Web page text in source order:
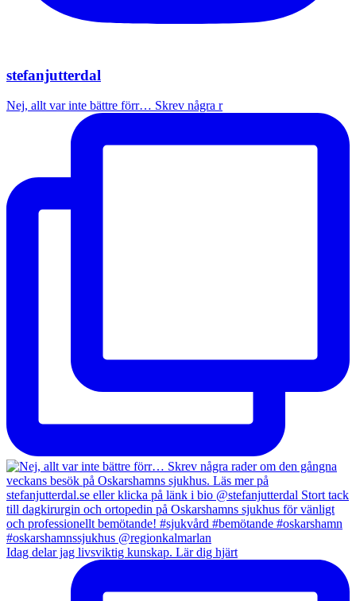
stefanjutterdal
Nej, allt var inte bättre förr… Skrev några r
Idag delar jag livsviktig kunskap. Lär dig hjärt